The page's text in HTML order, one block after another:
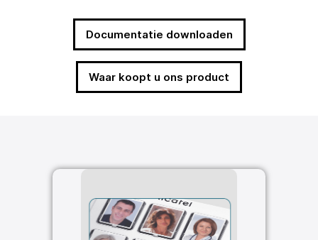
Documentatie downloaden
Waar koopt u ons product